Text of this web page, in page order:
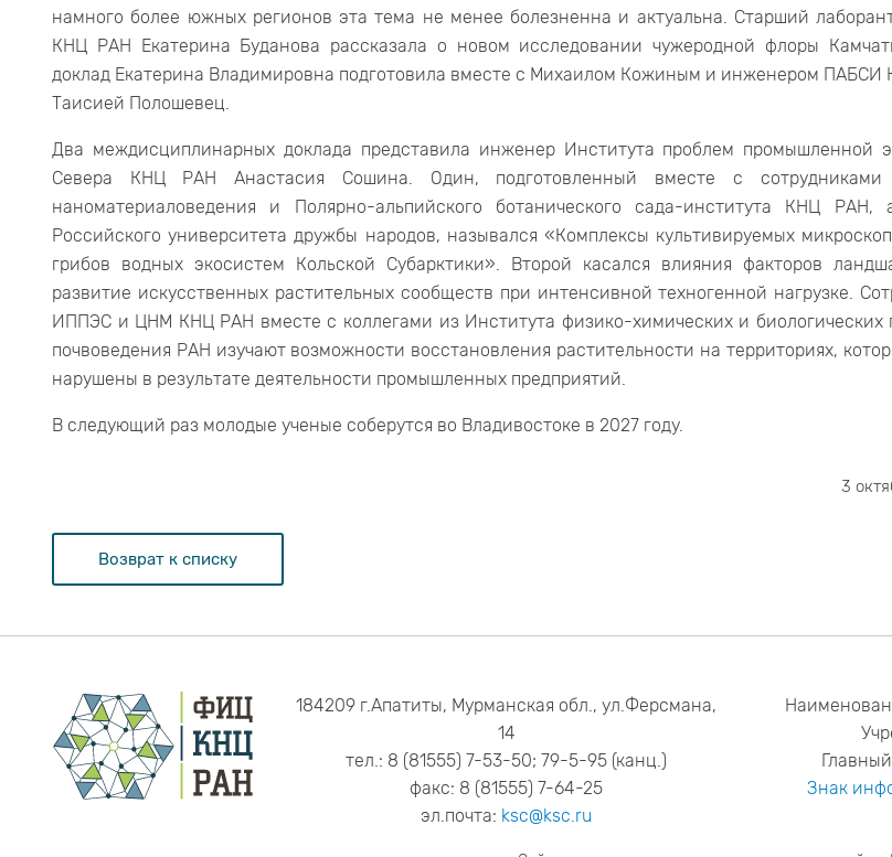
намного более южных регионов эта тема не менее болезненна и актуальна. Старший
КНЦ РАН Екатерина Буданова рассказала о новом исследовании чужеродной флоры
доклад Екатерина Владимировна подготовила вместе с Михаилом Кожиным и инженером ПАБСИ
Таисией Полошевец.
Два междисциплинарных доклада представила инженер Института проблем промышленной
Севера КНЦ РАН Анастасия Сошина. Один, подготовленный вместе с сотрудниками
наноматериаловедения и Полярно-альпийского ботанического сада-института КНЦ РАН,
Российского университета дружбы народов, назывался «Комплексы культивируемых
грибов водных экосистем Кольской Субарктики». Второй касался влияния факторов
развитие искусственных растительных сообществ при интенсивной техногенной нагрузке.
ИППЭС и ЦНМ КНЦ РАН вместе с коллегами из Института физико-химических и биологических
почвоведения РАН изучают возможности восстановления растительности на территориях,
нарушены в результате деятельности промышленных предприятий.
В следующий раз молодые ученые соберутся во Владивостоке в 2027 году.
3
Возврат к списку
184209 г.Апатиты, Мурманская обл., ул.Ферсмана,
14
тел.: 8 (81555) 7-53-50; 79-5-95 (канц.)
факс: 8 (81555) 7-64-25
эл.почта: ksc@ksc.ru
Знак